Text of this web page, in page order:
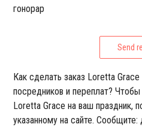
гонорар
Send
Как сделать заказ Loretta
посредников и переплат? Чтобы
Loretta Grace на ваш праздник,
указанному на сайте.